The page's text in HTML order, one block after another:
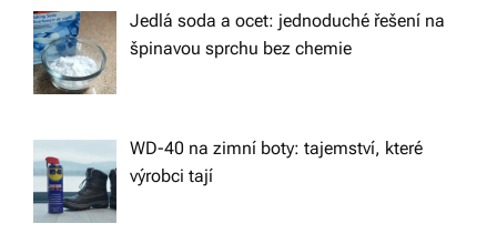
n
Jedlá soda a ocet: jednoduché řešení na
špinavou sprchu bez chemie
WD-40 na zimní boty: tajemství, které
výrobci tají